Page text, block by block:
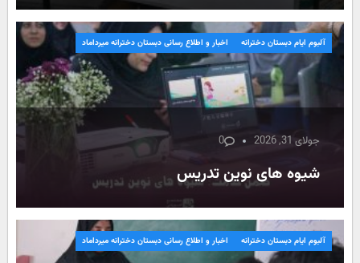
جولای 31, 2026 0
شیوه های نوین تدریس
آلبوم ایام دبستان دخترانه اخبار و اطلاع رسانی دبستان دخترانه میرداماد
آلبوم ایام دبستان دخترانه اخبار و اطلاع رسانی دبستان دخترانه میرداماد